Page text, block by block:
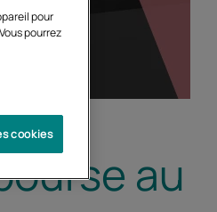
au
pour
pourrez
cookies